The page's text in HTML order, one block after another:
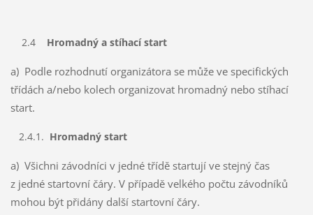
2.4 Hromadný a stíhací start
a) Podle rozhodnutí organizátora se může ve specifických
třídách a/nebo kolech organizovat hromadný nebo stíhací
start.
2.4.1. Hromadný start
a) Všichni závodníci v jedné třídě startují ve stejný čas
z jedné startovní čáry. V případě velkého počtu závodníků
mohou být přidány další startovní čáry.